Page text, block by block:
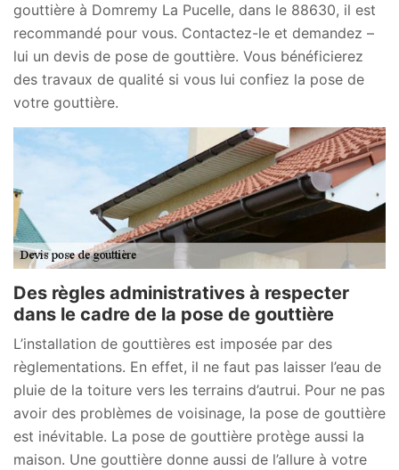
gouttière à Domremy La Pucelle, dans le 88630, il est
recommandé pour vous. Contactez-le et demandez –
lui un devis de pose de gouttière. Vous bénéficierez
des travaux de qualité si vous lui confiez la pose de
votre gouttière.
Des règles administratives à respecter
dans le cadre de la pose de gouttière
L’installation de gouttières est imposée par des
règlementations. En effet, il ne faut pas laisser l’eau de
pluie de la toiture vers les terrains d’autrui. Pour ne pas
avoir des problèmes de voisinage, la pose de gouttière
est inévitable. La pose de gouttière protège aussi la
maison. Une gouttière donne aussi de l’allure à votre